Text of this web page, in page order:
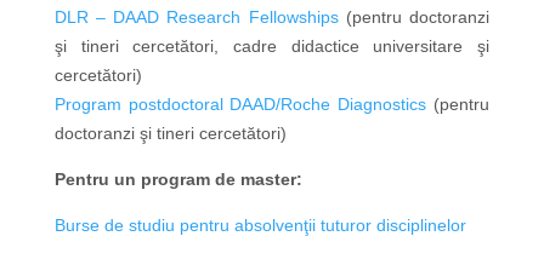
DLR – DAAD Research Fellowships (pentru doctoranzi
şi tineri cercetători, cadre didactice universitare şi
cercetători)
Program postdoctoral DAAD/Roche Diagnostics (pentru
doctoranzi şi tineri cercetători)
Pentru un program de master:
Burse de studiu pentru absolvenţii tuturor disciplinelor